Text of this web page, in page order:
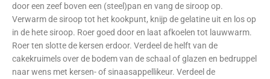
door een zeef boven een (steel)pan en vang de siroop op.
Verwarm de siroop tot het kookpunt, knijp de gelatine uit en los op
in de hete siroop. Roer goed door en laat afkoelen tot lauwwarm.
Roer ten slotte de kersen erdoor. Verdeel de helft van de
cakekruimels over de bodem van de schaal of glazen en bedruppel
naar wens met kersen- of sinaasappellikeur. Verdeel de